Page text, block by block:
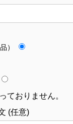
）
ておりません。
(任意)